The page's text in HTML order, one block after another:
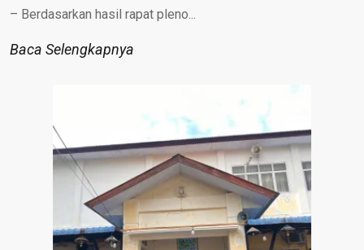
– Berdasarkan hasil rapat pleno...
Baca Selengkapnya